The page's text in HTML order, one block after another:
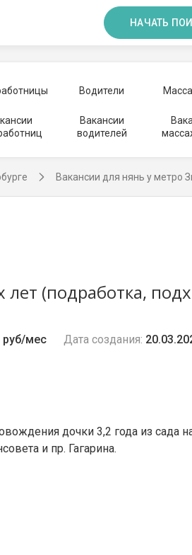
НАЧАТЬ
Водители
Вакансии
водителей
Вакансии для нянь у метро
(подработка,
руб/мес Дата создания:
дочки 3,2 года из сада
и пр. Гагарина.